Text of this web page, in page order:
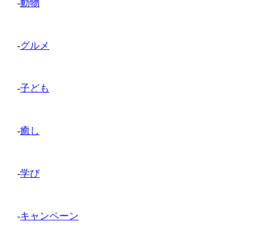
-動物
-グルメ
-子ども
-癒し
-学び
-キャンペーン